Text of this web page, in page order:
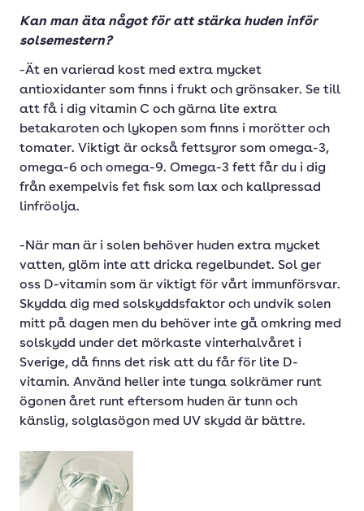
Kan man äta något för att stärka huden inför
solsemestern?
-Ät en varierad kost med extra mycket
antioxidanter som finns i frukt och grönsaker. Se till
att få i dig vitamin C och gärna lite extra
betakaroten och lykopen som finns i morötter och
tomater. Viktigt är också fettsyror som omega-3,
omega-6 och omega-9. Omega-3 fett får du i dig
från exempelvis fet fisk som lax och kallpressad
linfröolja.
-När man är i solen behöver huden extra mycket
vatten, glöm inte att dricka regelbundet. Sol ger
oss D-vitamin som är viktigt för vårt immunförsvar.
Skydda dig med solskyddsfaktor och undvik solen
mitt på dagen men du behöver inte gå omkring med
solskydd under det mörkaste vinterhalvåret i
Sverige, då finns det risk att du får för lite D-
vitamin. Använd heller inte tunga solkrämer runt
ögonen året runt eftersom huden är tunn och
känslig, solglasögon med UV skydd är bättre.